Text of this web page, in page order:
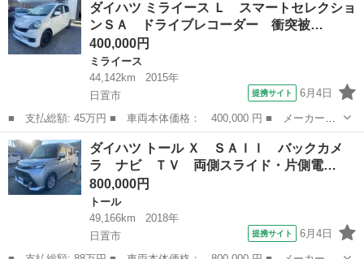
名： エクストラ エクストラ 軽トラック ＭＴ エアコン ■ 排
気量： 660cc...
ダイハツ ミライース Ｌ スマートセレクショ
ンＳＡ ドライブレコーダー 衝突被…
400,000円
ミライース
44,142km
2015年
日置市
提携サイト 6月4日
■ 支払総額: 45万円 ■ 車両本体価格： 400,000 円 ■ メーカー
名： ダイハツ ■ 車種名： ミライース ■ グレード名： Ｌ ス
マートセレクションＳＡ ドライブレコーダー 衝突被害軽減システ
ム キーレスエン...
鹿児島 日置市 ミライース
ダイハツ トール Ｘ ＳＡＩＩ バックカメ
ラ ナビ ＴＶ 両側スライド・片側電…
800,000円
トール
49,166km
2018年
日置市
提携サイト 6月4日